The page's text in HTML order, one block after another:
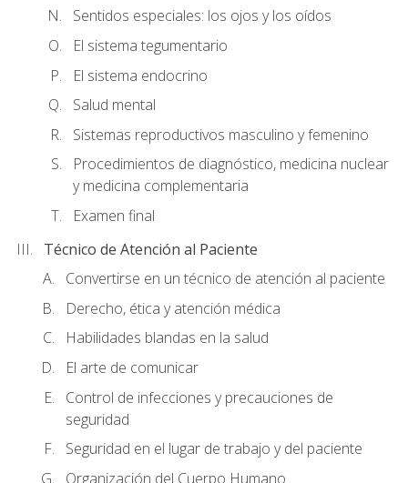
Sentidos especiales: los ojos y los oídos
El sistema tegumentario
El sistema endocrino
Salud mental
Sistemas reproductivos masculino y femenino
Procedimientos de diagnóstico, medicina nuclear
y medicina complementaria
Examen final
Técnico de Atención al Paciente
Convertirse en un técnico de atención al paciente
Derecho, ética y atención médica
Habilidades blandas en la salud
El arte de comunicar
Control de infecciones y precauciones de
seguridad
Seguridad en el lugar de trabajo y del paciente
Organización del Cuerpo Humano